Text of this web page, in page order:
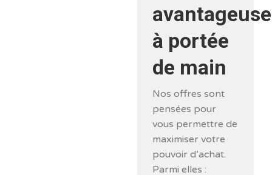
à portée
de main
Nos offres sont
pensées pour
vous permettre de
maximiser votre
pouvoir d’achat.
Parmi elles :